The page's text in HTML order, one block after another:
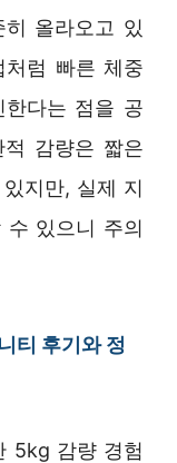
올라오고 있
럼 빠른 체중
다는 점을 공
감량은 짧은
지만, 실제 지
수 있으니 주의
티 후기와 정
5kg 감량 경험